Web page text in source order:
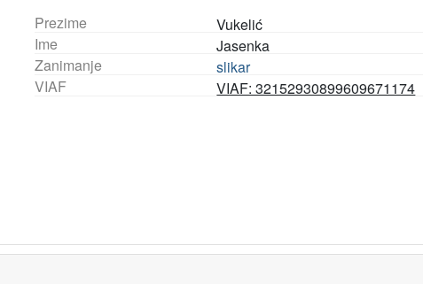
Prezime
Vukelić
Ime
Jasenka
Zanimanje
slikar
VIAF
VIAF: 32152930899609671174